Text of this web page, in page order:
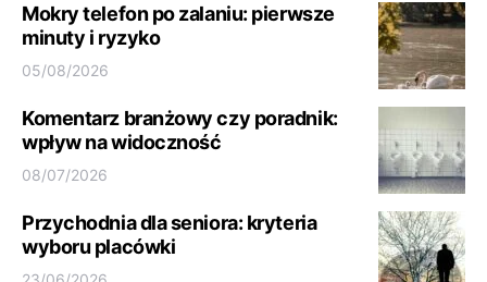
Mokry telefon po zalaniu: pierwsze
minuty i ryzyko
05/08/2026
Komentarz branżowy czy poradnik:
wpływ na widoczność
08/07/2026
Przychodnia dla seniora: kryteria
wyboru placówki